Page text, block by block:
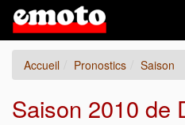
Accueil Pronostics Saison
Saison 2010 de